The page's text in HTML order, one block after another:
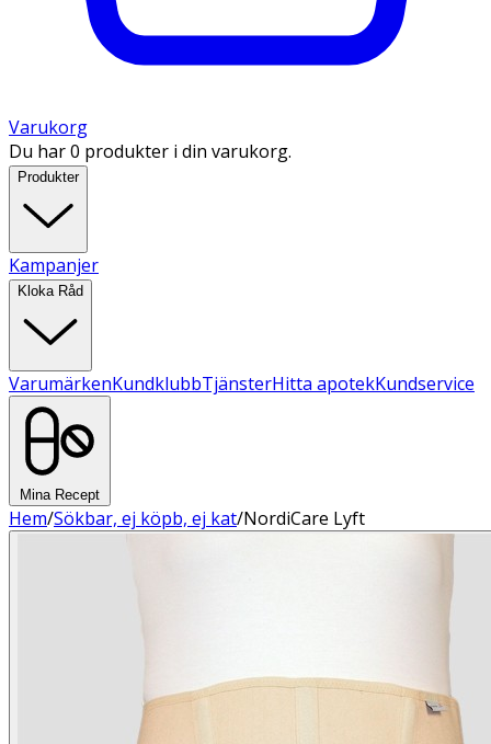
Varukorg
Du har 0 produkter i din varukorg.
Produkter
Kampanjer
Kloka Råd
VarumärkenKundklubbTjänsterHitta apotekKundservice
Mina Recept
Hem/Sökbar, ej köpb, ej kat/NordiCare Lyft